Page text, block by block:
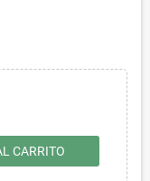
CARRITO